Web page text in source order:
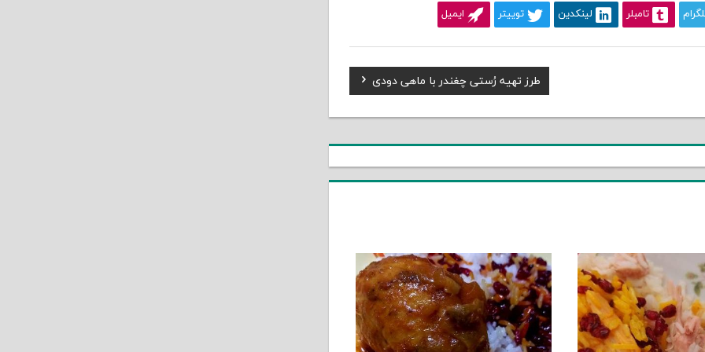
تامبلر لینکدین توییتر ایمیل
Next
Post:
طرز تهیه رُستی چغندر با ماهی دودی